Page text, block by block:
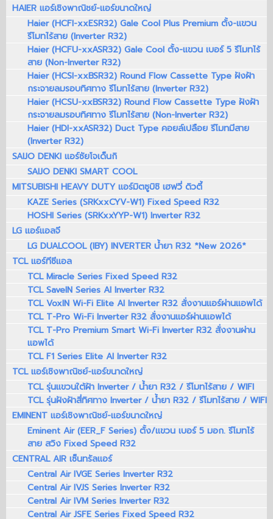
HAIER แอร์เชิงพาณิชย์-แอร์ขนาดใหญ่
Haier (HCFI-xxESR32) Gale Cool Plus Premium ตั้ง-แขวน
รีโมทไร้สาย (Inverter R32)
Haier (HCFU-xxASR32) Gale Cool ตั้ง-แขวน เบอร์ 5 รีโมทไร้
สาย (Non-Inverter R32)
Haier (HCSI-xxBSR32) Round Flow Cassette Type ฝังฝ้า
กระจายลมรอบทิศทาง รีโมทไร้สาย (Inverter R32)
Haier (HCSU-xxBSR32) Round Flow Cassette Type ฝังฝ้า
กระจายลมรอบทิศทาง รีโมทไร้สาย (Non-Inverter R32)
Haier (HDI-xxASR32) Duct Type คอยล์เปลือย รีโมทมีสาย
(Inverter R32)
SAIJO DENKI แอร์ซัยโจเด็นกิ
SAIJO DENKI SMART COOL
MITSUBISHI HEAVY DUTY แอร์มิตซูบิชิ เฮฟวี่ ดิวตี้
KAZE Series (SRKxxCYV-W1) Fixed Speed R32
HOSHI Series (SRKxxYYP-W1) Inverter R32
LG แอร์แอลจี
LG DUALCOOL (IBY) INVERTER น้ำยา R32 *New 2026*
TCL แอร์ทีซีแอล
TCL Miracle Series Fixed Speed R32
TCL SaveIN Series AI Inverter R32
TCL VoxIN Wi-Fi Elite AI Inverter R32 สั่งงานแอร์ผ่านแอพได้
TCL T-Pro Wi-Fi Inverter R32 สั่งงานแอร์ผ่านแอพได้
TCL T-Pro Premium Smart Wi-Fi Inverter R32 สั่งงานผ่าน
แอพได้
TCL F1 Series Elite AI Inverter R32
TCL แอร์เชิงพาณิชย์-แอร์ขนาดใหญ่
TCL รุ่นแขวนใต้ฝ้า Inverter / น้ำยา R32 / รีโมทไร้สาย / WIFI
TCL รุ่นฝังฝ้าสี่ทิศทาง Inverter / น้ำยา R32 / รีโมทไร้สาย / WIFI
EMINENT แอร์เชิงพาณิชย์-แอร์ขนาดใหญ่
Eminent Air (EER_F Series) ตั้ง/แขวน เบอร์ 5 มอก. รีโมทไร้
สาย สวิง Fixed Speed R32
CENTRAL AIR เซ็นทรัลแอร์
Central Air IVGE Series Inverter R32
Central Air IVJS Series Inverter R32
Central Air IVM Series Inverter R32
Central Air JSFE Series Fixed Speed R32